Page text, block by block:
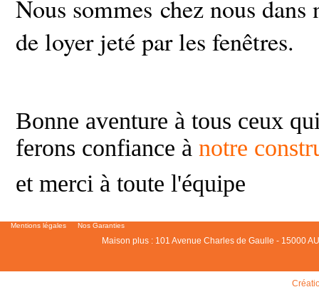
Nous sommes chez nous
de loyer jeté par les fenêtres.
Bonne aventure à tous ceux
ferons confiance à notre
et merci à toute l'équipe
Maison plus : 101 Avenue Charles de Gaulle - 15000
Mentions légales Nos Garanties